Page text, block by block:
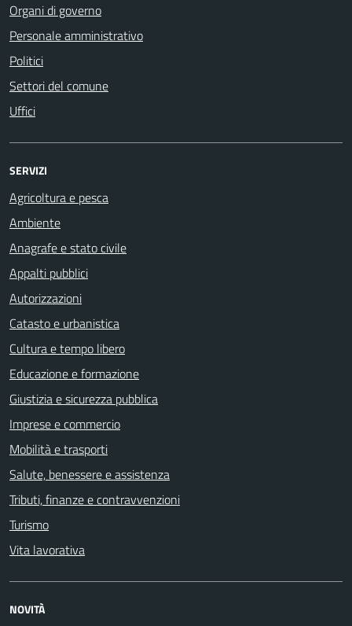
Organi di governo
Personale amministrativo
Politici
Settori del comune
Uffici
SERVIZI
Agricoltura e pesca
Ambiente
Anagrafe e stato civile
Appalti pubblici
Autorizzazioni
Catasto e urbanistica
Cultura e tempo libero
Educazione e formazione
Giustizia e sicurezza pubblica
Imprese e commercio
Mobilità e trasporti
Salute, benessere e assistenza
Tributi, finanze e contravvenzioni
Turismo
Vita lavorativa
NOVITÀ